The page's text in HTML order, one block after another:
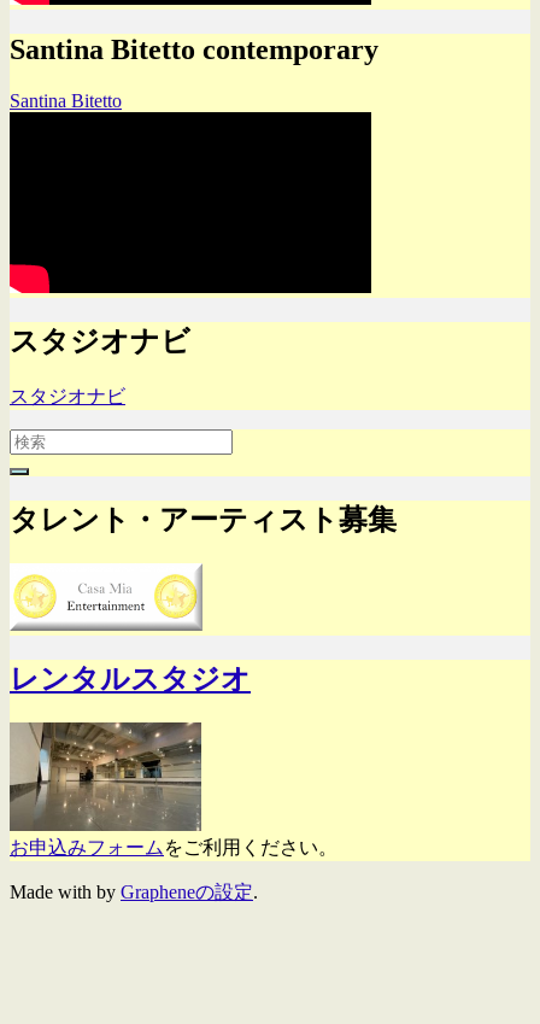
Santina Bitetto contemporary
Santina Bitetto
スタジオナビ
スタジオナビ
Search
for:
タレント・アーティスト募集
レンタルスタジオ
お申込みフォーム をご利用ください。
Made with by Grapheneの設定.